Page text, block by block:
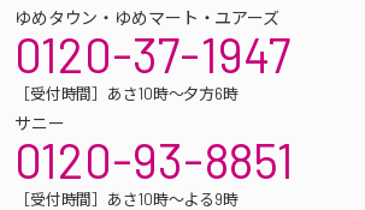
ゆめタウン・ゆめマート・ユアーズ
0120-37-1947
［受付時間］あさ10時～夕方6時
サニー
0120-93-8851
［受付時間］あさ10時～よる9時